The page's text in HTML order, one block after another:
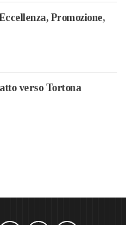
Promozione,
verso Tortona